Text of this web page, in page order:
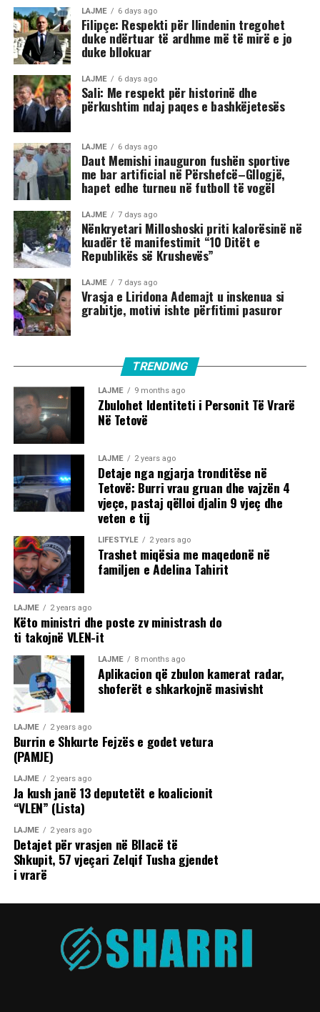
LAJME 6 days ago
Filipçe: Respekti për Ilindenin tregohet
duke ndërtuar të ardhme më të mirë e jo
duke bllokuar
LAJME 6 days ago
Sali: Me respekt për historinë dhe
përkushtim ndaj paqes e bashkëjetesës
LAJME 6 days ago
Daut Memishi inauguron fushën sportive
me bar artificial në Përshefcë–Gllogjë,
hapet edhe turneu në futboll të vogël
LAJME 7 days ago
Nënkryetari Milloshoski priti kalorësinë në
kuadër të manifestimit “10 Ditët e
Republikës së Krushevës”
LAJME 7 days ago
Vrasja e Liridona Ademajt u inskenua si
grabitje, motivi ishte përfitimi pasuror
TRENDING
LAJME 9 months ago
Zbulohet Identiteti i Personit Të Vrarë
Në Tetovë
LAJME 2 years ago
Detaje nga ngjarja tronditëse në
Tetovë: Burri vrau gruan dhe vajzën 4
vjeçe, pastaj qëlloi djalin 9 vjeç dhe
veten e tij
LIFESTYLE 2 years ago
Trashet miqësia me maqedonë në
familjen e Adelina Tahirit
LAJME 2 years ago
Këto ministri dhe poste zv ministrash do
ti takojnë VLEN-it
LAJME 8 months ago
Aplikacion që zbulon kamerat radar,
shoferët e shkarkojnë masivisht
LAJME 2 years ago
Burrin e Shkurte Fejzës e godet vetura
(PAMJE)
LAJME 2 years ago
Ja kush janë 13 deputetët e koalicionit
“VLEN” (Lista)
LAJME 2 years ago
Detajet për vrasjen në Bllacë të
Shkupit, 57 vjeçari Zelqif Tusha gjendet
i vrarë